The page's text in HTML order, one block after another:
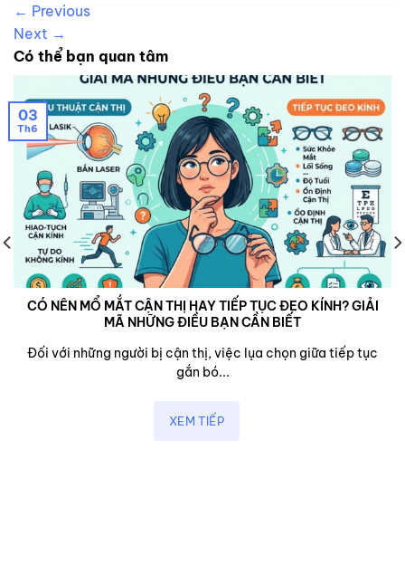
← Previous
Next →
Có thể bạn quan tâm
CÓ NÊN MỔ MẮT CẬN THỊ HAY TIẾP TỤC ĐEO KÍNH? GIẢI
MÃ NHỮNG ĐIỀU BẠN CẦN BIẾT
Đối với những người bị cận thị, việc lụa chọn giữa tiếp tục
gắn bó...
XEM TIẾP
03
Th6